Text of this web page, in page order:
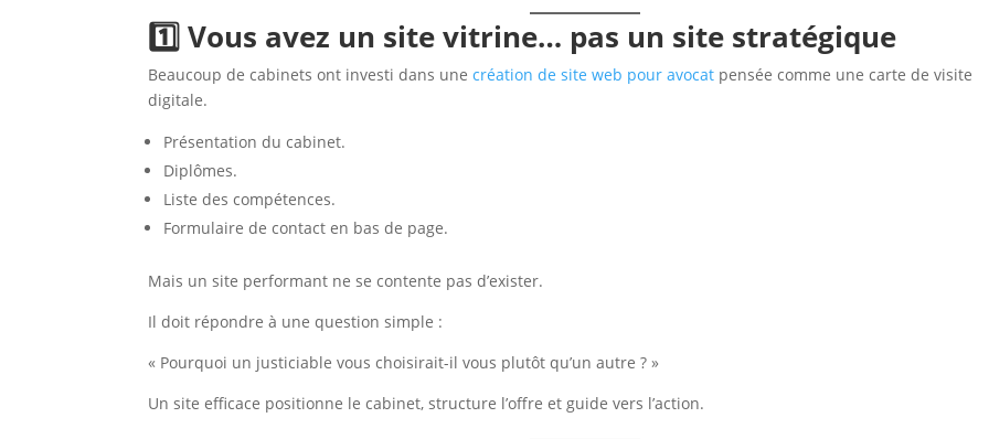
1️⃣ Vous avez un site vitrine… pas un site stratégique
Beaucoup de cabinets ont investi dans unecréation de site web pour avocat pensée comme une carte de visite
digitale.
Présentation du cabinet.
Diplômes.
Liste des compétences.
Formulaire de contact en bas de page.
Mais un site performant ne se contente pas d’exister.
Il doit répondre à une question simple :
« Pourquoi un justiciable vous choisirait-il vous plutôt qu’un autre ? »
Un site efficace positionne le cabinet, structure l’offre et guide vers l’action.